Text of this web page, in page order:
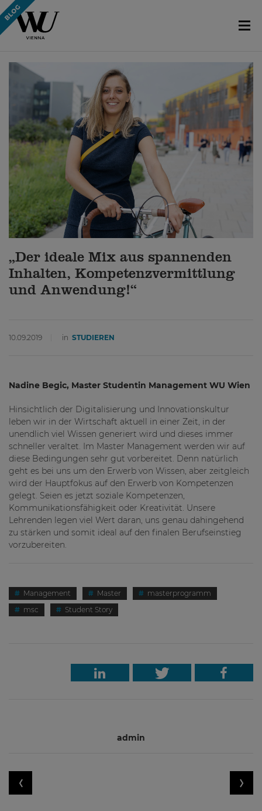
„Der ideale Mix aus spannenden
Inhalten, Kompetenzvermittlung
und Anwendung!“
10.09.2019 in STUDIEREN
Nadine Begic, Master Studentin Management WU Wien
Hinsichtlich der Digitalisierung und Innovationskultur
leben wir in der Wirtschaft aktuell in einer Zeit, in der
unendlich viel Wissen generiert wird und dieses immer
schneller veraltet. Im Master Management werden wir auf
diese Bedingungen sehr gut vorbereitet. Denn natürlich
geht es bei uns um den Erwerb von Wissen, aber zeitgleich
wird der Hauptfokus auf den Erwerb von Kompetenzen
gelegt. Seien es jetzt soziale Kompetenzen,
Kommunikationsfähigkeit oder Kreativität. Unsere
Lehrenden legen viel Wert daran, uns genau dahingehend
zu stärken und somit ideal auf den finalen Berufseinstieg
vorzubereiten.
Management Master
masterprogramm
msc
Student Story
admin